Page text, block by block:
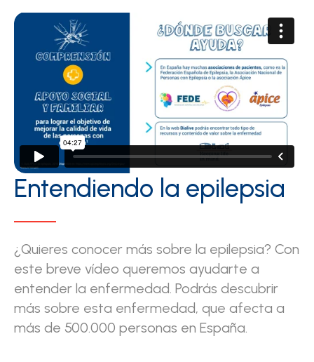
Entendiendo la epilepsia
¿Quieres conocer más sobre la epilepsia? Con
este breve vídeo queremos ayudarte a
entender la enfermedad. Podrás descubrir
más sobre esta enfermedad, que afecta a
más de 500.000 personas en España.